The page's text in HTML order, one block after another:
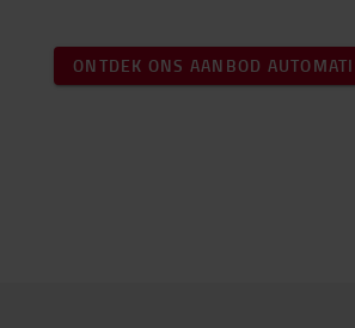
ONTDEK ONS AANBOD